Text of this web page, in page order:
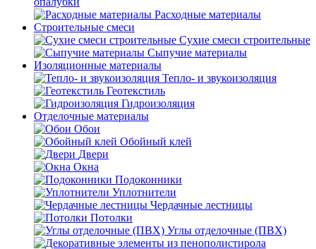
Расходные материалы
Строительные смеси
Сухие смеси строительные
Сыпучие материалы
Изоляционные материалы
Тепло- и звукоизоляция
Геотекстиль
Гидроизоляция
Отделочные материалы
Обои
Обойный клей
Двери
Окна
Подоконники
Уплотнители
Чердачные лестницы
Потолки
Углы отделочные (ПВХ)